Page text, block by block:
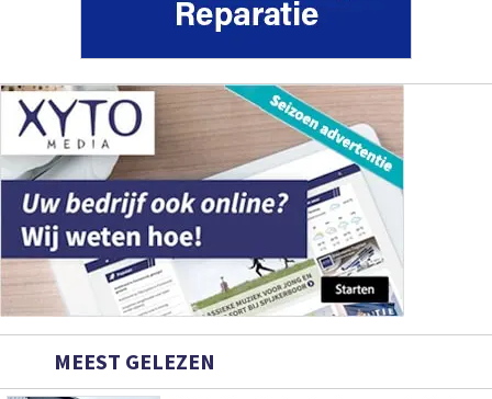
MEEST GELEZEN